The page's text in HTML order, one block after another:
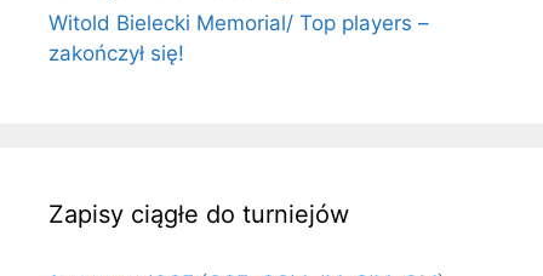
Witold Bielecki Memorial/ Top players –
zakończył się!
Zapisy ciągłe do turniejów